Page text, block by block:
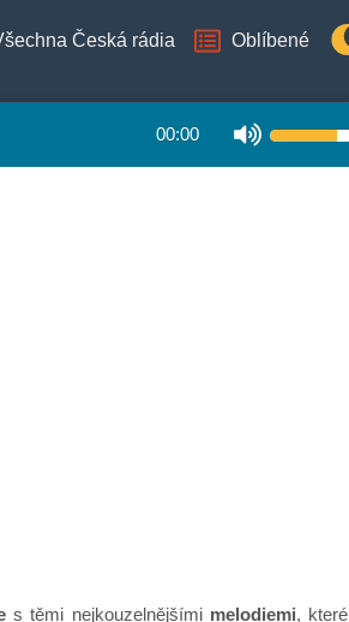
Česká rádia Oblíbené
00:00
s těmi nejkouzelnějšími melodiemi, které